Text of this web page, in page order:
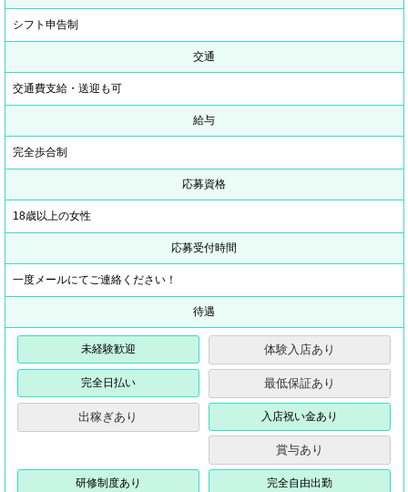
シフト申告制
交通
交通費支給・送迎も可
給与
完全歩合制
応募資格
18歳以上の女性
応募受付時間
一度メールにてご連絡ください！
待遇
未経験歓迎 体験入店あり
完全日払い 最低保証あり
出稼ぎあり 入店祝い金あり
賞与あり
研修制度あり 完全自由出勤